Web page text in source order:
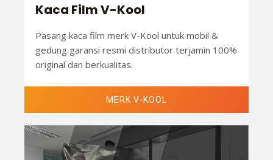
Kaca Film V-Kool
Pasang kaca film merk V-Kool untuk mobil &
gedung garansi resmi distributor terjamin 100%
original dan berkualitas.
MERK V-KOOL